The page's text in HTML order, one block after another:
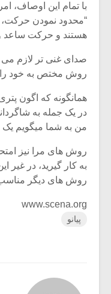
با تمام این اوصاف،
“محدود نمودن حرکت،
هستند و حرکت ساعد و
صدای غنی تر لازم می
روش مختص به خود را
در یک جمله به
من به شما میگویم یک
روش های مرا نیز
به کار گیرید، در غیر
روش های دیگر مناسب
www.scena.org
پیانو